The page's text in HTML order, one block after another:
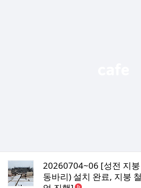
20260704~06 [성전 지
동바리) 설치 완료, 지붕